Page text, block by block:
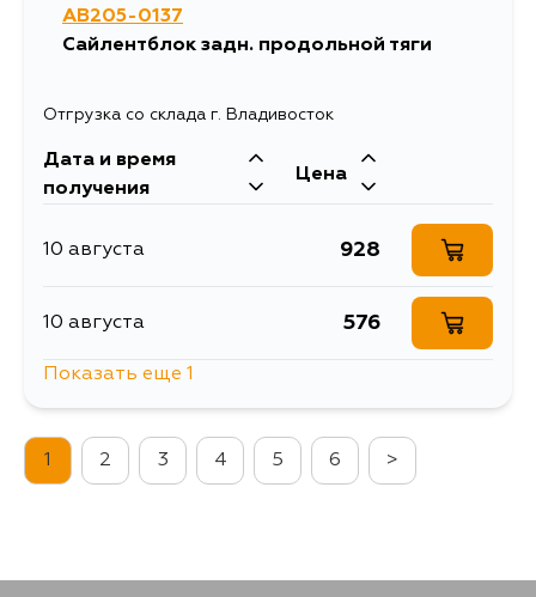
AB205-0137
Сайлентблок задн. продольной тяги
Отгрузка со склада г. Владивосток
Дата и время
получения
Цена
10 августа 928
10 августа 576
Показать еще 1
1 2 3 4 5 6 >